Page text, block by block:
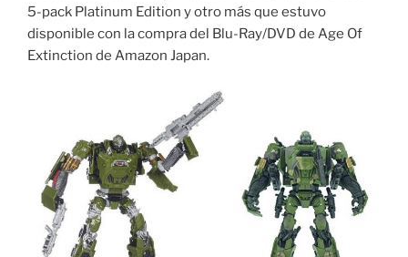
5-pack Platinum Edition y otro más que estuvo
disponible con la compra del Blu-Ray/DVD de Age Of
Extinction de Amazon Japan.